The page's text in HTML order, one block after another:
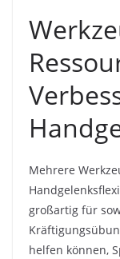
Mehrere
großartig für
helfen können,